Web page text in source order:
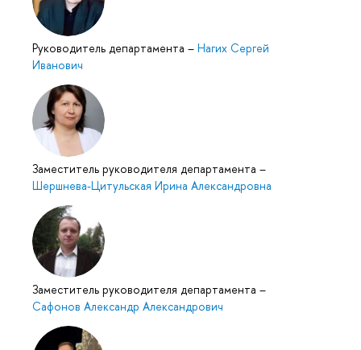
Руководитель департамента – Нагих Сергей
Иванович
Заместитель руководителя департамента –
Шершнева-Цитульская Ирина Александровна
Заместитель руководителя департамента –
Сафонов Александр Александрович